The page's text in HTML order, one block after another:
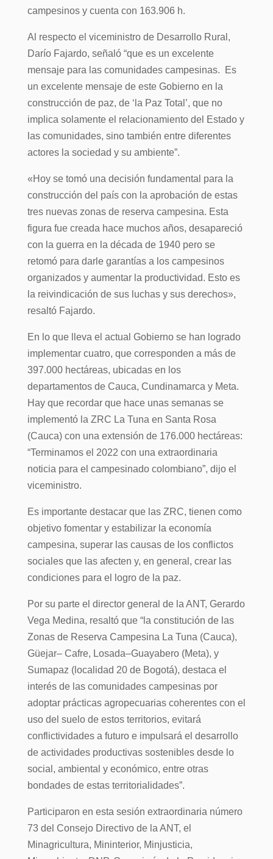
campesinos y cuenta con 163.906 h.
Al respecto el viceministro de Desarrollo Rural,
Darío Fajardo, señaló “que es un excelente
mensaje para las comunidades campesinas. Es
un excelente mensaje de este Gobierno en la
construcción de paz, de ‘la Paz Total’, que no
implica solamente el relacionamiento del Estado y
las comunidades, sino también entre diferentes
actores la sociedad y su ambiente”.
«Hoy se tomó una decisión fundamental para la
construcción del país con la aprobación de estas
tres nuevas zonas de reserva campesina. Esta
figura fue creada hace muchos años, desapareció
con la guerra en la década de 1940 pero se
retomó para darle garantías a los campesinos
organizados y aumentar la productividad. Esto es
la reivindicación de sus luchas y sus derechos»,
resaltó Fajardo.
En lo que lleva el actual Gobierno se han logrado
implementar cuatro, que corresponden a más de
397.000 hectáreas, ubicadas en los
departamentos de Cauca, Cundinamarca y Meta.
Hay que recordar que hace unas semanas se
implementó la ZRC La Tuna en Santa Rosa
(Cauca) con una extensión de 176.000 hectáreas:
“Terminamos el 2022 con una extraordinaria
noticia para el campesinado colombiano”, dijo el
viceministro.
Es importante destacar que las ZRC, tienen como
objetivo fomentar y estabilizar la economía
campesina, superar las causas de los conflictos
sociales que las afecten y, en general, crear las
condiciones para el logro de la paz.
Por su parte el director general de la ANT, Gerardo
Vega Medina, resaltó que “la constitución de las
Zonas de Reserva Campesina La Tuna (Cauca),
Güejar– Cafre, Losada–Guayabero (Meta), y
Sumapaz (localidad 20 de Bogotá), destaca el
interés de las comunidades campesinas por
adoptar prácticas agropecuarias coherentes con el
uso del suelo de estos territorios, evitará
conflictividades a futuro e impulsará el desarrollo
de actividades productivas sostenibles desde lo
social, ambiental y económico, entre otras
bondades de estas territorialidades”.
Participaron en esta sesión extraordinaria número
73 del Consejo Directivo de la ANT, el
Minagricultura, Mininterior, Minjusticia,